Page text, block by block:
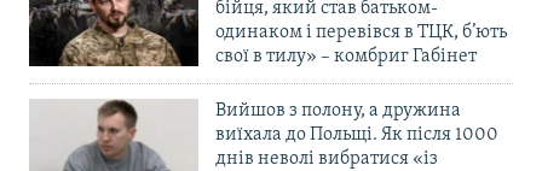
бійця, який став батьком-
одинаком і перевівся в ТЦК, б’ють
свої в тилу» – комбриг Габінет
Вийшов з полону, а дружина
виїхала до Польщі. Як після 1000
днів неволі вибратися «із